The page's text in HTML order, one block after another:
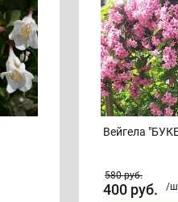
Вейгела
580руб.
400 руб. /